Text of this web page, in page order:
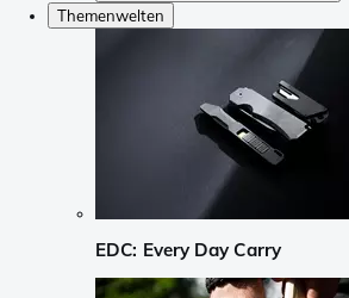
Themenwelten
EDC: Every Day Carry